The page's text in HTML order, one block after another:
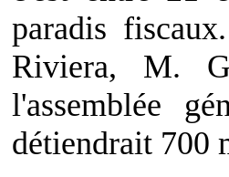
paradis
Riviera, M.
l'assemblée
détiendrait 700